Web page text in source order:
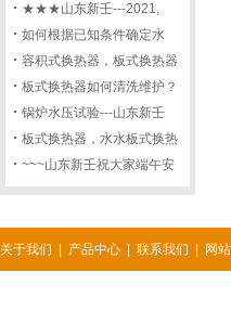
★★★山东新壬---2021,
如何根据已知条件确定水
容积式换热器，板式换热器
板式换热器如何清洗维护？
锅炉水压试验---山东新壬
板式换热器，水水板式换热
~~~山东新壬祝大家端午安
关于我们 产品中心 联系我们 网